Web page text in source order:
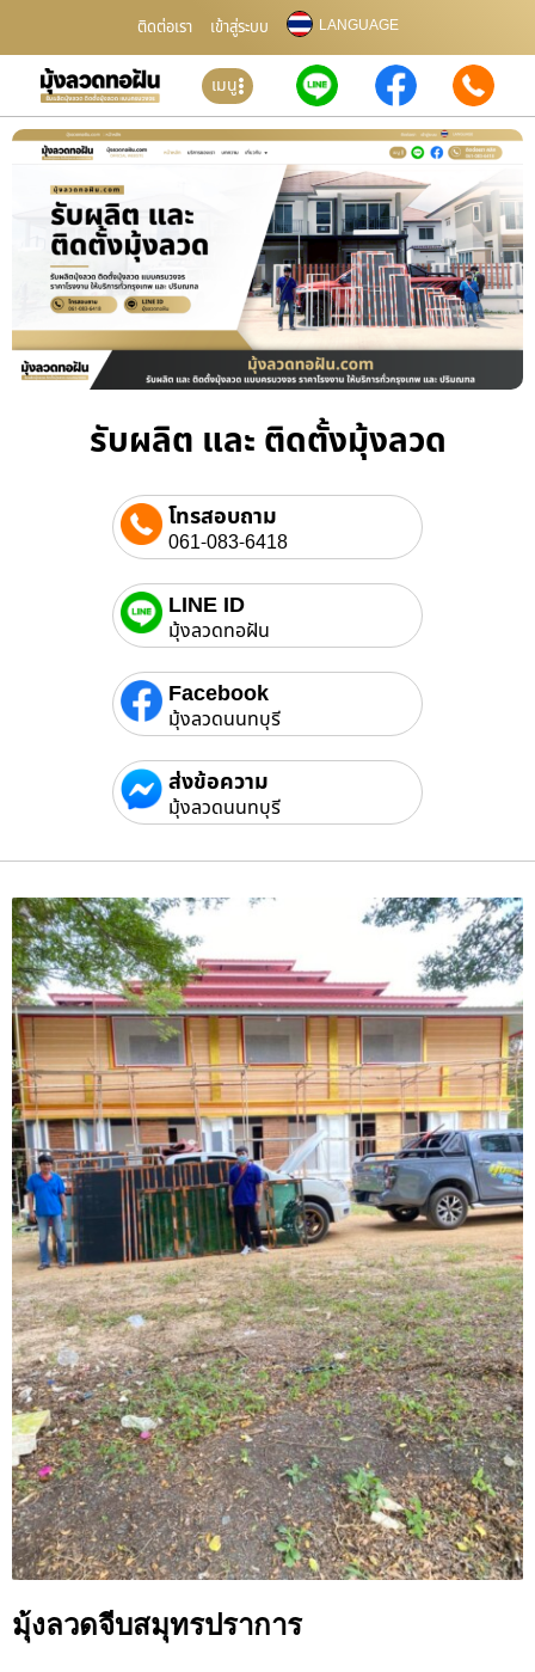
ติดต่อเรา เข้าสู่ระบบ LANGUAGE
เมนู
รับผลิต และ ติดตั้งมุ้งลวด
โทรสอบถาม
061-083-6418
LINE ID
มุ้งลวดทอฝัน
Facebook
มุ้งลวดนนทบุรี
ส่งข้อความ
มุ้งลวดนนทบุรี
มุ้งลวดจีบสมุทรปราการ